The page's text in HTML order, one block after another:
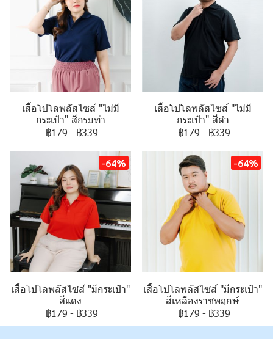
เสื้อโปโลพลัสไซส์ "ไม่มี
กระเป๋า" สีกรมท่า
฿179 - ฿339
เสื้อโปโลพลัสไซส์ "ไม่มี
กระเป๋า" สีดำ
฿179 - ฿339
-64%
เสื้อโปโลพลัสไซส์ "มีกระเป๋า"
สีแดง
฿179 - ฿339
-64%
เสื้อโปโลพลัสไซส์ "มีกระเป๋า"
สีเหลืองราชพฤกษ์
฿179 - ฿339